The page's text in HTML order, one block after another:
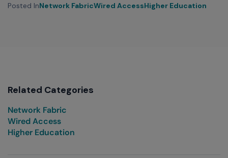
Posted InNetwork FabricWired AccessHigher Education
Related Categories
Network Fabric
Wired Access
Higher Education